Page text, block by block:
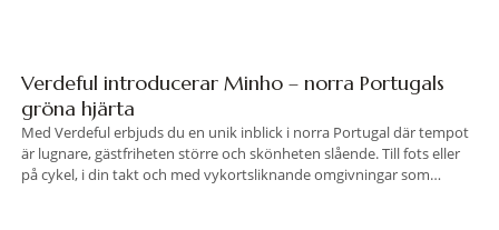
Verdeful introducerar Minho – norra Portugals
gröna hjärta
Med Verdeful erbjuds du en unik inblick i norra Portugal där tempot
är lugnare, gästfriheten större och skönheten slående. Till fots eller
på cykel, i din takt och med vykortsliknande omgivningar som